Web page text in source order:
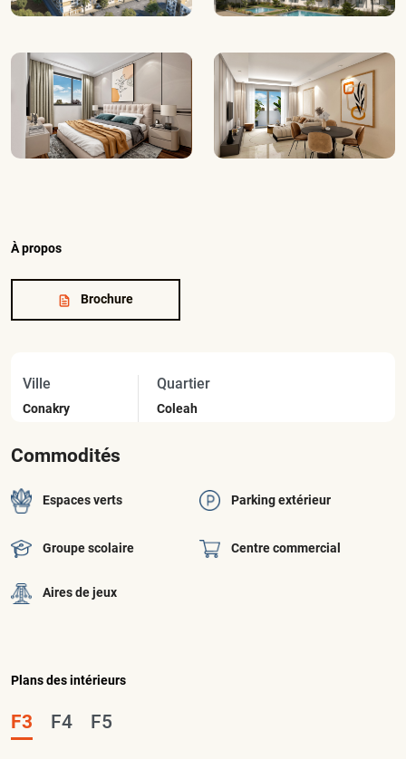
À propos
Brochure
Ville
Conakry
Quartier
Coleah
Commodités
Espaces verts Parking extérieur
Groupe scolaire Centre commercial
Aires de jeux
Plans des intérieurs
F3 F4 F5